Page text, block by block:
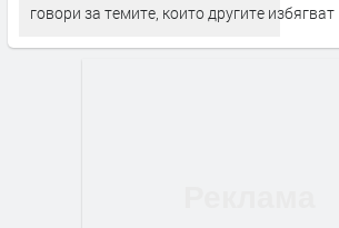
говори за темите, които другите избягват